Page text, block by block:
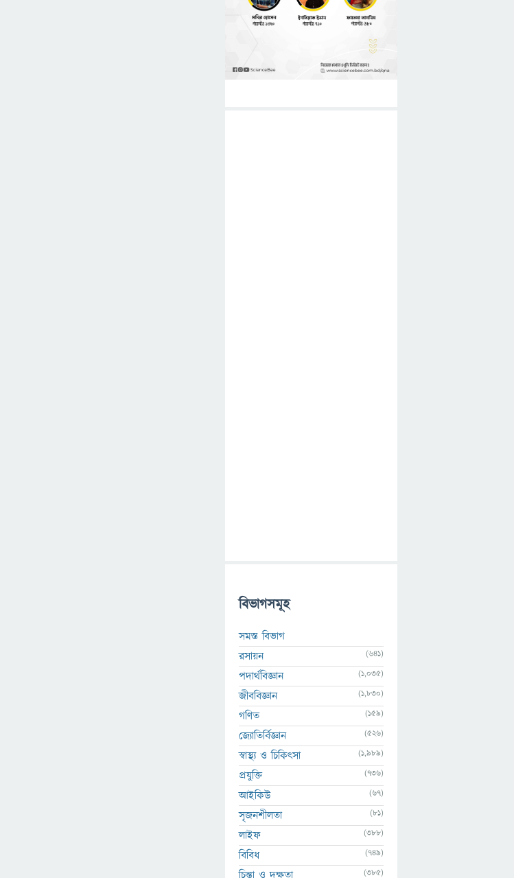
বিভাগসমূহ
সমস্ত বিভাগ
রসায়ন
(641)
পদার্থবিজ্ঞান (1,035)
জীববিজ্ঞান (1,830)
গণিত (159)
জ্যোতির্বিজ্ঞান (526)
স্বাস্থ্য ও চিকিৎসা (1,989)
প্রযুক্তি (736)
আইকিউ (67)
সৃজনশীলতা (81)
লাইফ (388)
বিবিধ (749)
চিন্তা ও দক্ষতা (385)